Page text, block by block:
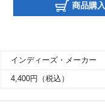
商品購入
インディーズ・メーカー
4,400円（税込）